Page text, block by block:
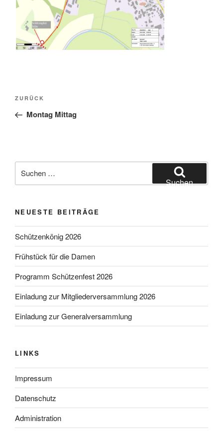
Beitragsnavigation
Vorheriger
Beitrag
ZURÜCK
Montag Mittag
nach:
Suchen
NEUESTE BEITRÄGE
Schützenkönig 2026
Frühstück für die Damen
Programm Schützenfest 2026
Einladung zur Mitgliederversammlung 2026
Einladung zur Generalversammlung
LINKS
Impressum
Datenschutz
Administration